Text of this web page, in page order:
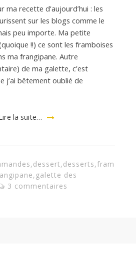
ma recette d’aujourd’hui : les
sur les blogs comme le
peu importe. Ma petite
!!) ce sont les framboises
ma frangipane. Autre
de ma galette, c’est
j’ai bêtement oublié de
la suite…
,dessert,desserts,fram
, galette des
3 commentaires